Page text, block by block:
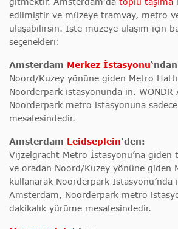
edilmiştir ve müzeye tramvay, metro
ulaşabilirsin. İşte müzeye ulaşım için
seçenekleri:
Amsterdam Merkez İstasyonu
Noord/Kuzey yönüne giden Metro
Noorderpark istasyonunda in. WONDR
Noorderpark metro istasyonuna
mesafesindedir.
Amsterdam Leidseplein‘den:
Vijzelgracht Metro İstasyonu’na giden
ve oradan Noord/Kuzey yönüne giden
kullanarak Noorderpark İstasyonu’nda
Amsterdam, Noorderpark metro
dakikalık yürüme mesafesindedir.